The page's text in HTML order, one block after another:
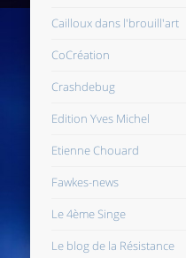
Cailloux dans l'brouill'art
CoCréation
Crashdebug
Edition Yves Michel
Etienne Chouard
Fawkes-news
Le 4ème Singe
Le blog de la Résistance